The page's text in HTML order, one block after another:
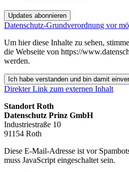
Updates abonnieren
Datenschutz-Grundverordnung vor
Um hier diese Inhalte zu sehen,
die Webseite von https://
werden.
Ich habe verstanden und bin damit
Direkter Link zum externen Inhalt
Standort Roth
Datenschutz Prinz GmbH
Industriestraße 10
91154 Roth
Diese E-Mail-Adresse ist vor
muss JavaScript eingeschaltet sein.